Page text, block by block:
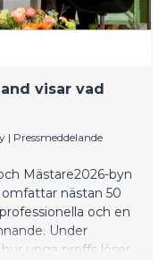
visar vad
| Pressmeddelande
Mästare2026-byn
omfattar nästan 50
och en
Under
unga proffs löser